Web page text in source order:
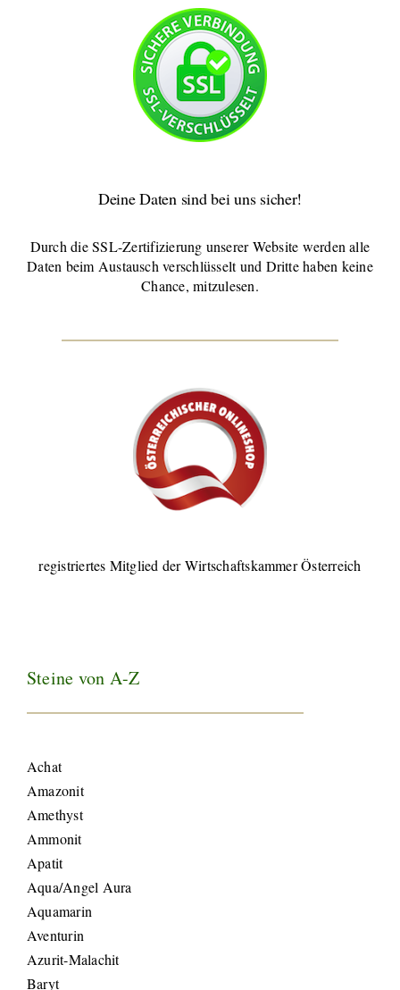
Deine Daten sind bei uns sicher!
Durch die SSL-Zertifizierung unserer Website werden alle
Daten beim Austausch verschlüsselt und Dritte haben keine
Chance, mitzulesen.
registriertes Mitglied der Wirtschaftskammer Österreich
Steine von A-Z
Achat
Amazonit
Amethyst
Ammonit
Apatit
Aqua/Angel Aura
Aquamarin
Aventurin
Azurit-Malachit
Baryt